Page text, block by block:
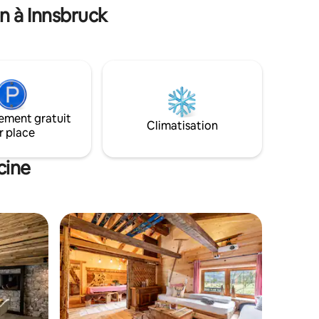
#friendlace#maisondevacances#Innsbruck
à Innsbruck
gratuit
place
Climatisation